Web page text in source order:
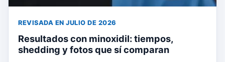
REVISADA EN JULIO DE 2026
Resultados con minoxidil: tiempos,
shedding y fotos que sí comparan